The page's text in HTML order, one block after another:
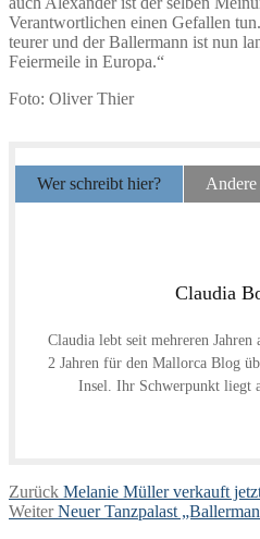
Verantwortlichen einen Gefallen
teurer und der Ballermann ist nun
Feiermeile in Europa.“
Foto: Oliver Thier
Wer schreibt hier?
Claudia
Claudia lebt seit mehreren
2 Jahren für den Mallorca Blog
Insel. Ihr Schwerpunkt liegt
Beitragsnavigation
Zurück Vorheriger
Beitrag:
Melanie Müller verkauft
Weiter Nächster
Neuer Tanzpalast